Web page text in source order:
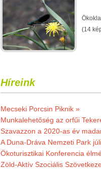
(14
Híreink
Mecseki Porcsin Piknik »
Munkalehetőség az orfűi
Szavazzon a 2020-as év
A Duna-Dráva Nemzeti Park
Ökoturisztikai Konferencia
Zöld-Aktív Szociális